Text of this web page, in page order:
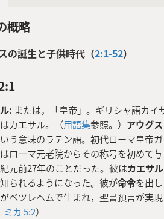
概略
の誕生と子供時代（2:1-52）
: または，「皇帝」。ギリシャ語カイ
はカエサル。（用語集参照。） アウグ
う意味のラテン語。初代ローマ皇帝
ローマ元老院からその称号を初めて与
元前27年のことだった。彼はカエサ
られるようになった。彼が命令を出し
ベツレヘムで生まれ，聖書預言が実
ミカ 5:2）